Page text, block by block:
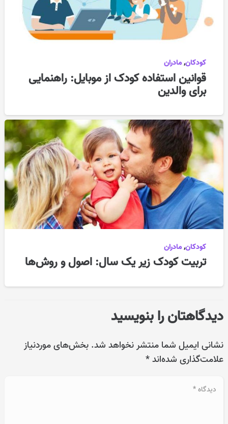
کودکان,مادران
قوانین استفاده کودک از موبایل: راهنمایی
برای والدین
کودکان,مادران
تربیت کودک زیر یک سال: اصول و روش‌ها
دیدگاهتان را بنویسید
نشانی ایمیل شما منتشر نخواهد شد. بخش‌های موردنیاز
علامت‌گذاری شده‌اند*